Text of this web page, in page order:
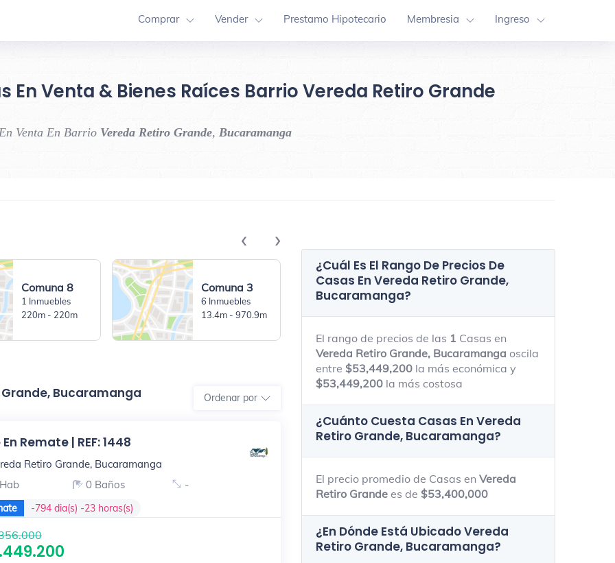
Comprar Vender Prestamo Hipotecario Membresia Ingreso
En Venta & Bienes Raíces Barrio Vereda Retiro Grande
Venta En Barrio Vereda Retiro Grande, Bucaramanga
Comuna 8
1 Inmuebles
220m - 220m
Comuna 3
6 Inmuebles
13.4m - 970.9m
Comuna 13
7 Inmuebles
59.4m - 257m
‹ ›
Bucaramanga Ordenar por
Remate | REF: 1448
Retiro Grande, Bucaramanga
0 Baños -
-794 dia(s) -23 horas(s)
¿Cuál Es El Rango De Precios De
Casas En Vereda Retiro Grande,
Bucaramanga?
El rango de precios de las 1 Casas en
Vereda Retiro Grande, Bucaramanga oscila
entre $53,449,200 la más económica y
$53,449,200 la más costosa
¿Cuánto Cuesta Casas En Vereda
Retiro Grande, Bucaramanga?
El precio promedio de Casas en Vereda
Retiro Grande es de $53,400,000
¿En Dónde Está UbicadoVereda
Retiro Grande, Bucaramanga?